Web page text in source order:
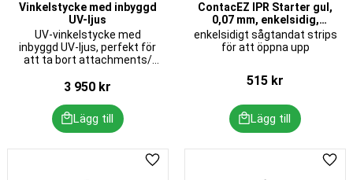
Vinkelstycke med inbyggd
UV-ljus
UV-vinkelstycke med
inbyggd UV-ljus, perfekt för
att ta bort attachments/
3 950 kr
ContacEZ IPR Starter gul,
0,07 mm, enkelsidig,
sågtandad, 8 st/frp
enkelsidigt sågtandat strips
för att öppna upp
515 kr
Lägg till i favoriter